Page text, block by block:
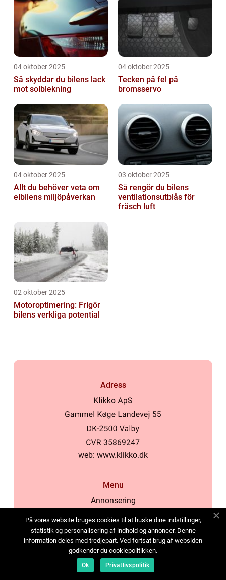
04 oktober 2025
Så skyddar du bilens lack
mot solblekning
04 oktober 2025
Tecken på fel på
bromsservo
04 oktober 2025
Allt du behöver veta om
elbilens miljöpåverkan
03 oktober 2025
Så rengör du bilens
ventilationsutblås för
fräsch luft
02 oktober 2025
Motoroptimering: Frigör
bilens verkliga potential
Adress
web: www.klikko.dk
Menu
Annonsering
Cookies
Kontakta oss
Sitemap
På vores website bruges cookies til at huske dine indstillinger,
statistik og personalisering af indhold og annoncer. Denne
information deles med tredjepart. Ved fortsat brug af websiden
godkender du cookiepolitikken.
Ok Privatlivspolitik